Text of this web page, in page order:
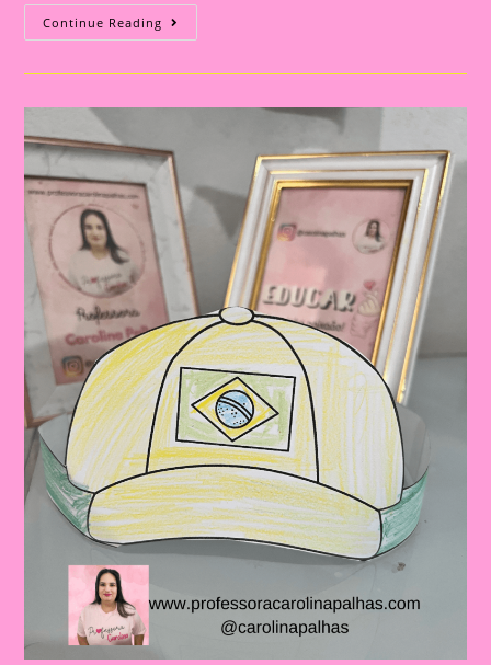
Continue Reading Atividade
Dia
Bandeira
Celebrando
Pátria:
Ensinar
Sobre
O
Dia
Da
Bandeira
Nas
Escolas